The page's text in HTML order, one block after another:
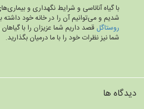
با گیاه آناناسی و شرایط نگهداری و
شدیم و می‌توانیم آن را در خانه خود داشته
روستاگل قصد داریم شما عزیزان را با
شما نیز نظرات خود را با ما درمیان بگذارید.
دیدگاه ها